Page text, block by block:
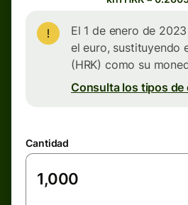
El 1 de enero de
el euro, sustituyendo
(HRK) como su
Consulta los tipos de
Cantidad